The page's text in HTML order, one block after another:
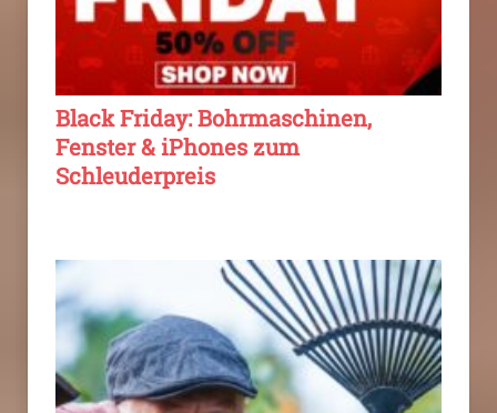
Black Friday: Bohrmaschinen,
Fenster & iPhones zum
Schleuderpreis